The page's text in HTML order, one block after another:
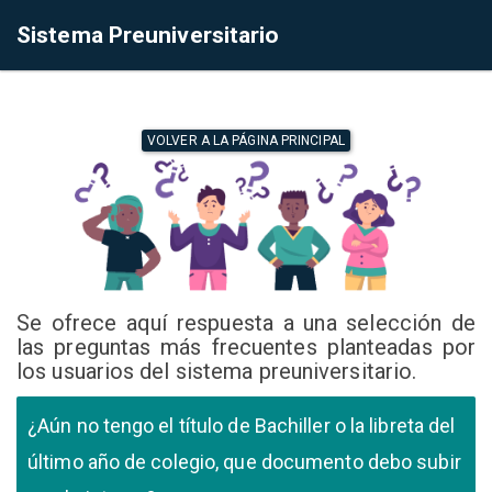
Sistema Preuniversitario
VOLVER A LA PÁGINA PRINCIPAL
Se ofrece aquí respuesta a una selección de
las preguntas más frecuentes planteadas por
los usuarios del sistema preuniversitario.
¿Aún no tengo el título de Bachiller o la libreta del
último año de colegio, que documento debo subir